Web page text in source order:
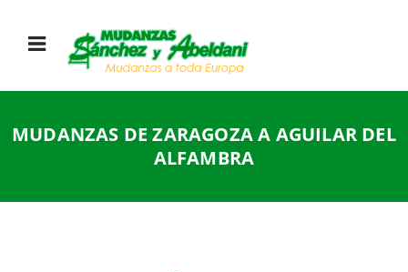
MUDANZAS DE ZARAGOZA A AGUILAR DEL
ALFAMBRA